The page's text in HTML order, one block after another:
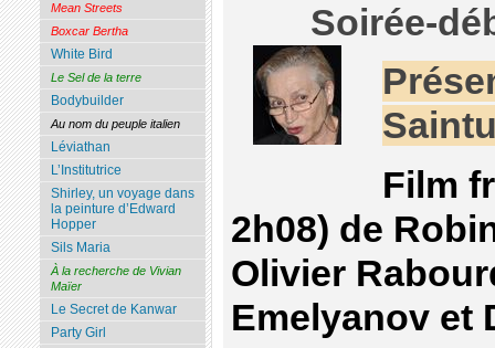
Soirée-
Film
2h08) de
Olivier
Emelyanov et
Mean Streets
Boxcar Bertha
White Bird
Le Sel de la terre
Bodybuilder
Au nom du peuple italien
Léviathan
L’Institutrice
Shirley, un voyage dans
la peinture d’Edward
Hopper
Sils Maria
À la recherche de Vivian
Maïer
Le Secret de Kanwar
Party Girl